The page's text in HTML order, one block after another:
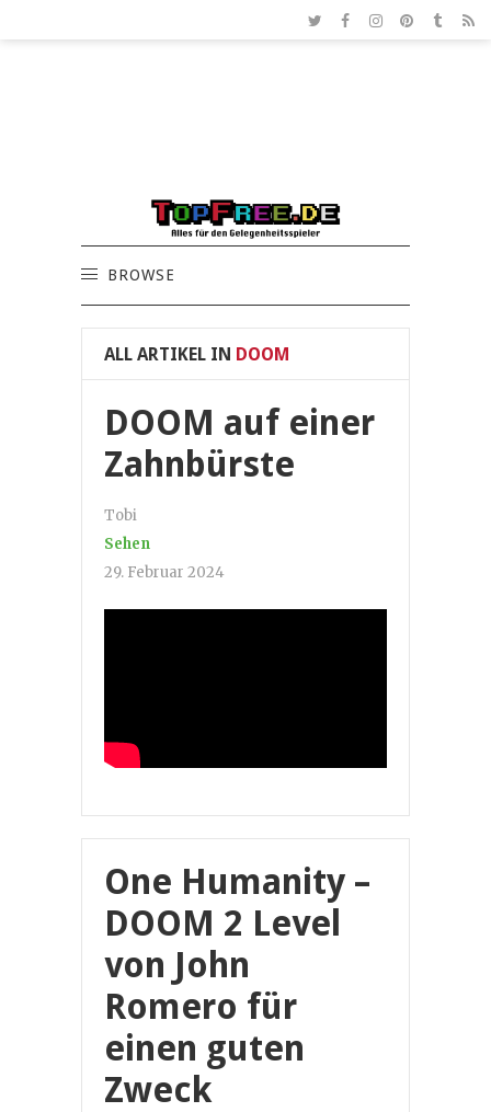
BROWSE
ALL ARTIKEL IN DOOM
DOOM auf einer
Zahnbürste
Tobi
Sehen
29. Februar 2024
One Humanity –
DOOM 2 Level
von John
Romero für
einen guten
Zweck